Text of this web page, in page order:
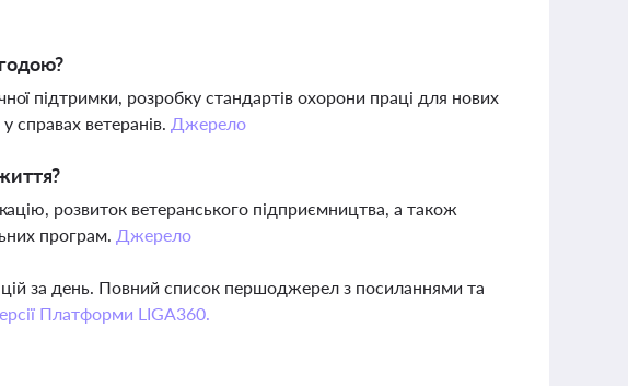
підтримки, розробку стандартів охорони праці для нових
справах ветеранів. Джерело
розвиток ветеранського підприємництва, а також
програм. Джерело
за день. Повний список першоджерел з посиланнями та
Платформи LIGA360.